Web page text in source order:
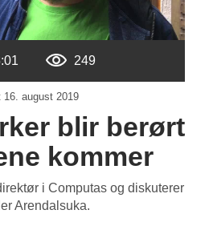
249
16. august 2019
blir berørt
kommer
i Computas og diskuterer
Arendalsuka.